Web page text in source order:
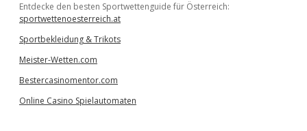
Entdecke den besten Sportwettenguide für Österreich:
sportwettenoesterreich.at
Sportbekleidung & Trikots
Meister-Wetten.com
Bestercasinomentor.com
Online Casino Spielautomaten